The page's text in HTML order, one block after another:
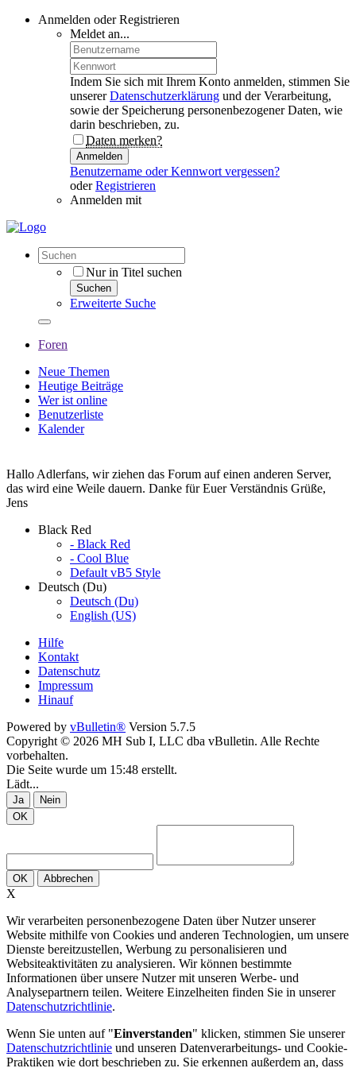
Anmelden oder Registrieren
Meldet an...
Indem Sie sich mit Ihrem Konto anmelden, stimmen Sie
unsererDatenschutzerklärung und der Verarbeitung,
sowie der Speicherung personenbezogener Daten, wie
darin beschrieben, zu.
Daten merken?
Anmelden
Benutzername oder Kennwort vergessen?
oderRegistrieren
Anmelden mit
Nur in Titel suchen
Suchen
Erweiterte Suche
Foren
Neue Themen
Heutige Beiträge
Wer ist online
Benutzerliste
Kalender
Hallo Adlerfans, wir ziehen das Forum auf einen anderen Server,
das wird eine Weile dauern. Danke für Euer Verständnis Grüße,
Jens
Black Red
- Black Red
- Cool Blue
Default vB5 Style
Deutsch (Du)
Deutsch (Du)
English (US)
Hilfe
Kontakt
Datenschutz
Impressum
Hinauf
Powered by vBulletin® Version 5.7.5
Copyright © 2026 MH Sub I, LLC dba vBulletin. Alle Rechte
vorbehalten.
Die Seite wurde um 15:48 erstellt.
Lädt...
Ja
Nein
OK
OK Abbrechen
X
Wir verarbeiten personenbezogene Daten über Nutzer unserer
Website mithilfe von Cookies und anderen Technologien, um unsere
Dienste bereitzustellen, Werbung zu personalisieren und
Websiteaktivitäten zu analysieren. Wir können bestimmte
Informationen über unsere Nutzer mit unseren Werbe- und
Analysepartnern teilen. Weitere Einzelheiten finden Sie in unserer
Datenschutzrichtlinie.
Wenn Sie unten auf "Einverstanden" klicken, stimmen Sie unserer
Datenschutzrichtlinie und unseren Datenverarbeitungs- und Cookie-
Praktiken wie dort beschrieben zu. Sie erkennen außerdem an, dass